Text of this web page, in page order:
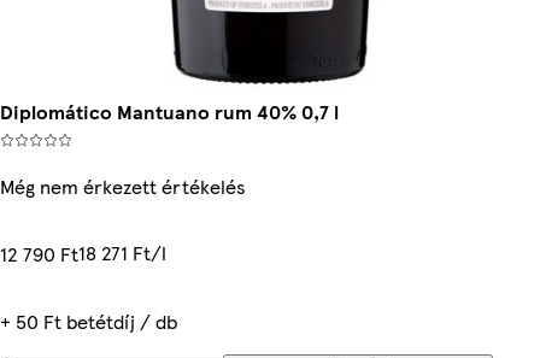
Diplomático Mantuano rum 40% 0,7 l
Még nem érkezett értékelés
12 790 Ft18 271 Ft/l
+ 50 Ft betétdíj / db